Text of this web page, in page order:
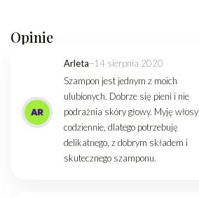
Opinie
Arleta–14 sierpnia 2020
Szampon jest jednym z moich
ulubionych. Dobrze się pieni i nie
podrażnia skóry głowy. Myję włosy
codziennie, dlatego potrzebuję
delikatnego, z dobrym składem i
skutecznego szamponu.